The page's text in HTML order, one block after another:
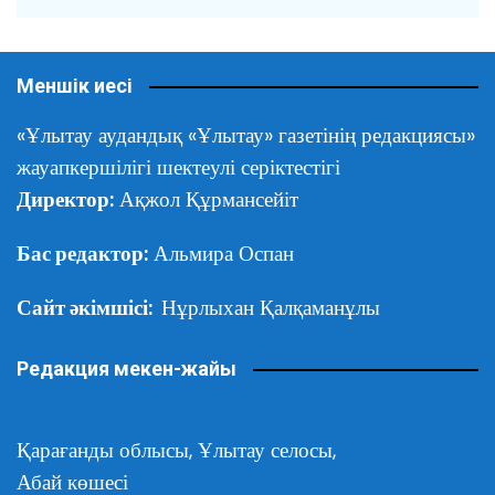
Меншік иесі
«Ұлытау аудандық «Ұлытау» газетінің редакциясы»
жауапкершілігі шектеулі серіктестігі
Директор: Ақжол Құрмансейіт
Бас редактор: Альмира Оспан
Сайт әкімшісі: Нұрлыхан Қалқаманұлы
Редакция мекен-жайы
Қарағанды облысы, Ұлытау селосы,
Абай көшесі